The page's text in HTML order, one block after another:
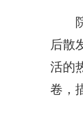
后散
活的
卷，